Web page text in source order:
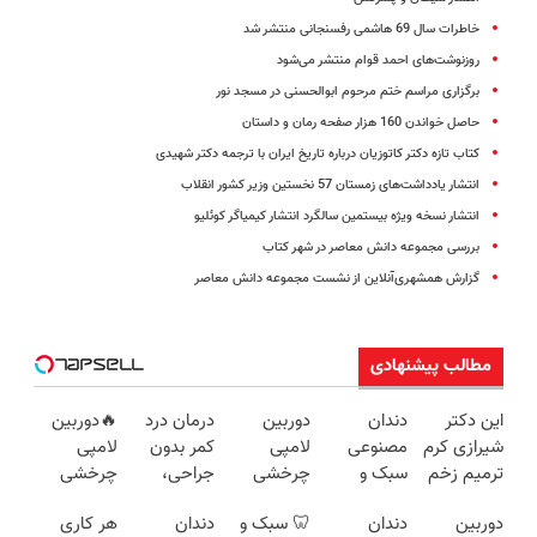
خاطرات سال 69 هاشمی رفسنجانی منتشر شد
روزنوشت‌های احمد قوام منتشر می‌شود
برگزاری مراسم ختم مرحوم ابوالحسنی در مسجد نور
حاصل خواندن 160 هزار صفحه رمان و داستان
کتاب تازه دکتر کاتوزیان درباره تاریخ ایران با ترجمه دکتر شهیدی
‌انتشار یادداشت‌های زمستان 57 نخستین وزیر کشور انقلاب
انتشار نسخه ویژه بیستمین سالگرد انتشار کیمیاگر کوئلیو
بررسی مجموعه دانش معاصر در شهر کتاب
گزارش همشهری‌آنلاین از نشست مجموعه دانش معاصر
مطالب پیشنهادی
این دکتر
شیرازی کرم
ترمیم زخم
ساخت!!!
دندان
مصنوعی
سبک و
می‌خوای؟
دوربین
لامپی
چرخشی
فقط امروز
درمان درد
کمر بدون
جراحی،
پرسش‌نامه
🔥دوربین
لامپی
چرخشی
🔥 پرداخت
دوربین
دندان
🦷 سبک و
دندان
هر کاری